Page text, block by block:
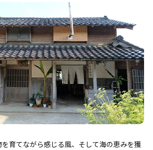
育てながら感じる風、そして海の恵みを獲